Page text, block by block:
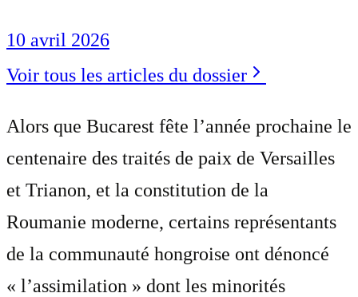
10 avril 2026
Voir tous les articles du dossier
Alors que Bucarest fête l’année prochaine le
centenaire des traités de paix de Versailles
et Trianon, et la constitution de la
Roumanie moderne, certains représentants
de la communauté hongroise ont dénoncé
« l’assimilation » dont les minorités